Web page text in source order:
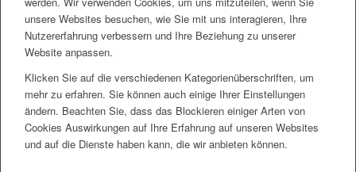
unsere Websites besuchen, wie Sie mit uns interagieren, Ihre
Nutzererfahrung verbessern und Ihre Beziehung zu unserer
Website anpassen.
Klicken Sie auf die verschiedenen Kategorienüberschriften, um
mehr zu erfahren. Sie können auch einige Ihrer Einstellungen
ändern. Beachten Sie, dass das Blockieren einiger Arten von
Cookies Auswirkungen auf Ihre Erfahrung auf unseren Websites
und auf die Dienste haben kann, die wir anbieten können.